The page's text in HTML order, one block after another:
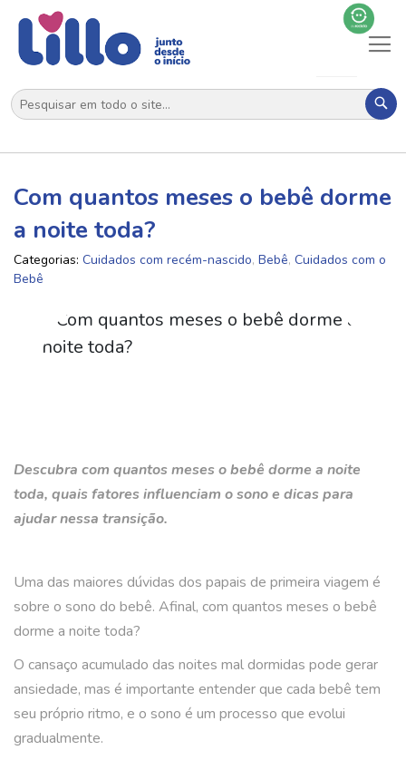
Com quantos meses o bebê dorme
a noite toda?
Categorias: Cuidados com recém-nascido, Bebê, Cuidados com o
Bebê
Descubra com quantos meses o bebê dorme a noite
toda, quais fatores influenciam o sono e dicas para
ajudar nessa transição.
Uma das maiores dúvidas dos papais de primeira viagem é
sobre o sono do bebê. Afinal, com quantos meses o bebê
dorme a noite toda?
O cansaço acumulado das noites mal dormidas pode gerar
ansiedade, mas é importante entender que cada bebê tem
seu próprio ritmo, e o sono é um processo que evolui
gradualmente.